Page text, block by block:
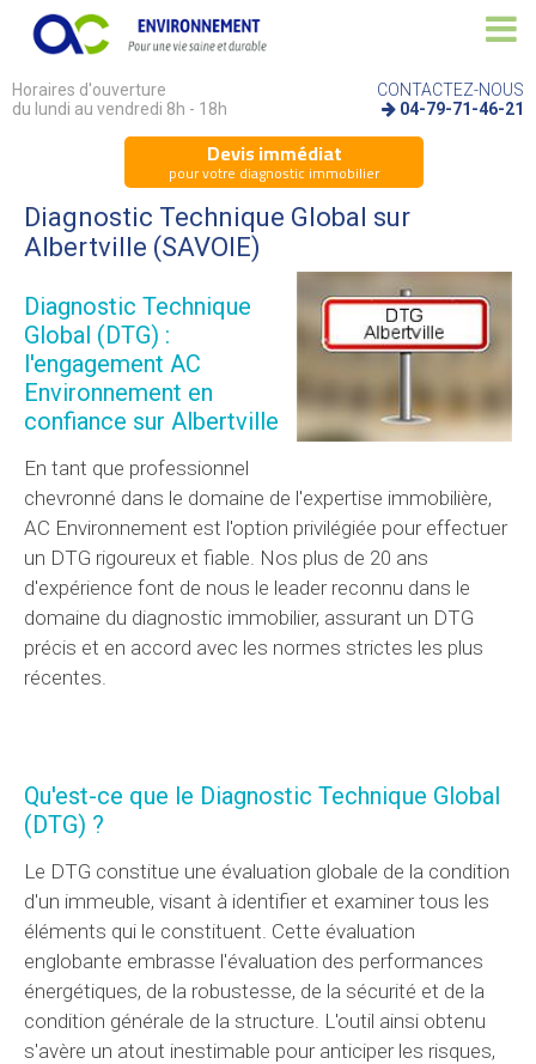
Horaires d'ouverture
du lundi au vendredi 8h - 18h
CONTACTEZ-NOUS
04-79-71-46-21
Devis immédiat
pour votre diagnostic immobilier
Diagnostic Technique Global sur
Albertville (SAVOIE)
Diagnostic Technique
Global (DTG) :
l'engagement AC
Environnement en
confiance sur Albertville
En tant que professionnel
chevronné dans le domaine de l'expertise immobilière,
AC Environnement est l'option privilégiée pour effectuer
un DTG rigoureux et fiable. Nos plus de 20 ans
d'expérience font de nous le leader reconnu dans le
domaine du diagnostic immobilier, assurant un DTG
précis et en accord avec les normes strictes les plus
récentes.
Qu'est-ce que le Diagnostic Technique Global
(DTG) ?
Le DTG constitue une évaluation globale de la condition
d'un immeuble, visant à identifier et examiner tous les
éléments qui le constituent. Cette évaluation
englobante embrasse l'évaluation des performances
énergétiques, de la robustesse, de la sécurité et de la
condition générale de la structure. L'outil ainsi obtenu
s'avère un atout inestimable pour anticiper les risques,